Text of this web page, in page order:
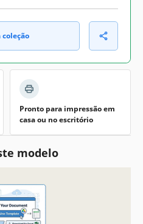
Pronto para impressão em
casa ou no escritório
modelo